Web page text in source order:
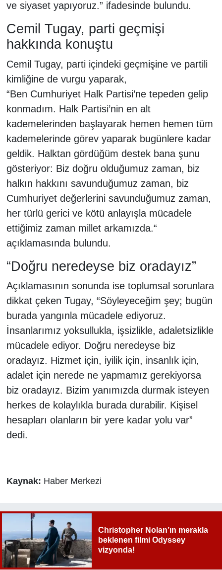
ve siyaset yapıyoruz.” ifadesinde bulundu.
Cemil Tugay, parti geçmişi
hakkında konuştu
Cemil Tugay, parti içindeki geçmişine ve partili
kimliğine de vurgu yaparak,
“Ben Cumhuriyet Halk Partisi’ne tepeden gelip
konmadım. Halk Partisi’nin en alt
kademelerinden başlayarak hemen hemen tüm
kademelerinde görev yaparak bugünlere kadar
geldik. Halktan gördüğüm destek bana şunu
gösteriyor: Biz doğru olduğumuz zaman, biz
halkın hakkını savunduğumuz zaman, biz
Cumhuriyet değerlerini savunduğumuz zaman,
her türlü gerici ve kötü anlayışla mücadele
ettiğimiz zaman millet arkamızda.“
açıklamasında bulundu.
“Doğru neredeyse biz oradayız”
Açıklamasının sonunda ise toplumsal sorunlara
dikkat çeken Tugay, “Söyleyeceğim şey; bugün
burada yangınla mücadele ediyoruz.
İnsanlarımız yoksullukla, işsizlikle, adaletsizlikle
mücadele ediyor. Doğru neredeyse biz
oradayız. Hizmet için, iyilik için, insanlık için,
adalet için nerede ne yapmamız gerekiyorsa
biz oradayız. Bizim yanımızda durmak isteyen
herkes de kolaylıkla burada durabilir. Kişisel
hesapları olanların bir yere kadar yolu var”
dedi.
Kaynak: Haber Merkezi
Christopher Nolan’ın merakla
beklenen filmi Odyssey
vizyonda!